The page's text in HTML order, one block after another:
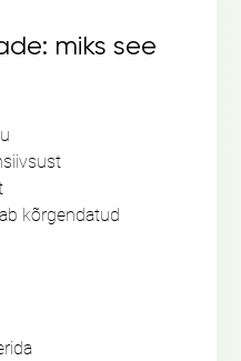
miks see
kõrgendatud